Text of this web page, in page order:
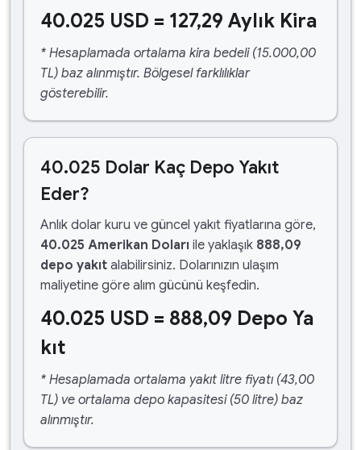
40.025 USD = 127,29 Aylık Kira
* Hesaplamada ortalama kira bedeli (15.000,00
TL) baz alınmıştır. Bölgesel farklılıklar
gösterebilir.
40.025 Dolar Kaç Depo Yakıt
Eder?
Anlık dolar kuru ve güncel yakıt fiyatlarına göre,
40.025 Amerikan Doları ile yaklaşık 888,09
depo yakıt alabilirsiniz. Dolarınızın ulaşım
maliyetine göre alım gücünü keşfedin.
40.025 USD = 888,09 Depo Ya
kıt
* Hesaplamada ortalama yakıt litre fiyatı (43,00
TL) ve ortalama depo kapasitesi (50 litre) baz
alınmıştır.